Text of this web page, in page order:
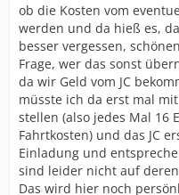
ob die Kosten vom
werden und da hieß es,
besser vergessen,
Frage, wer das sonst
da wir Geld vom JC
müsste ich da erst mal
stellen (also jedes Mal 16
Fahrtkosten) und das JC
Einladung und
sind leider nicht auf
Das wird hier noch